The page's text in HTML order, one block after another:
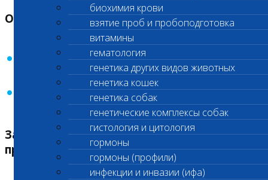
биохимия крови
взятие проб и пробоподготовка
витамины
гематология
генетика других видов животных
генетика кошек
генетика собак
генетические комплексы собак
гистология и цитология
гормоны
гормоны (профили)
инфекции и инвазии (ифа)
Отзыв о работе лаборатории:
Скачать и заполнить «Бланк отзыва о
работе лаборатории» поссылке
Заполнить электронную форму поссылке
Заявление об изменении данных / на
предоставление выписки: